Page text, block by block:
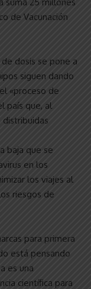
de Vacunación
dosis se pone a
siguen dando
«proceso de
país que, al
distribuidas
baja que se
en los
los viajes al
riesgos de
para primera
está pensando
es una
científica para